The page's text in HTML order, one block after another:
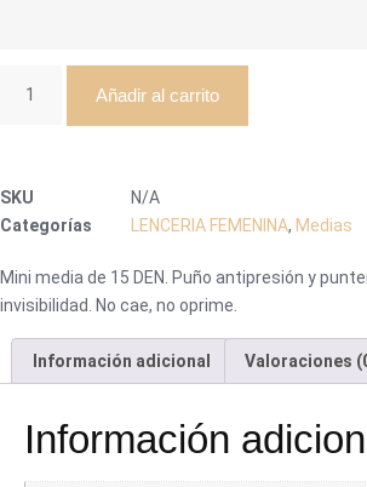
Añadir al carrito
SKU
N/A
Categorías
LENCERIA FEMENINA, Medias
Mini media de 15 DEN. Puño antipresión y
invisibilidad. No cae, no oprime.
Información adicional Valoraciones
Información